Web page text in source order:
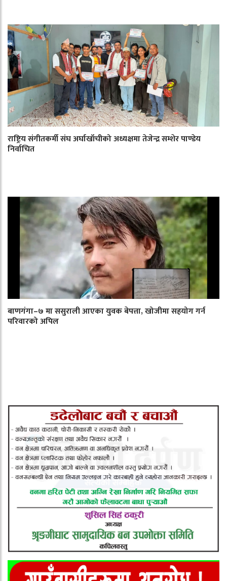
राष्ट्रिय संगीतकर्मी संघ अर्घाखाँचीको अध्यक्षमा तेजेन्द्र सम्शेर पाण्डेय
निर्वाचित
बाणगंगा–७ मा ससुराली आएका युवक बेपत्ता, खोजीमा सहयोग गर्न
परिवारको अपिल